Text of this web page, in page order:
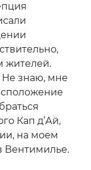
жителей.
Не знаю, мне
Кап д’Ай,
на моем
Вентимилье.